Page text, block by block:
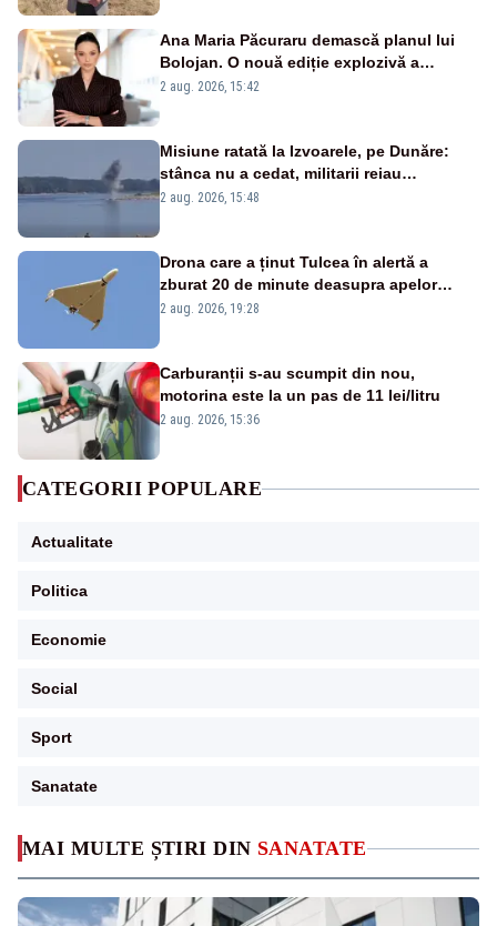
MAI MULTE ȘTIRI DIN SANATATE
Ana Maria Păcuraru demască planul lui
Bolojan. O nouă ediție explozivă a
emisiunii „Miza Zilei” la Realitatea PLUS
2 aug. 2026, 15:42
Misiune ratată la Izvoarele, pe Dunăre:
stânca nu a cedat, militarii reiau
detonările luni – VIDEO
2 aug. 2026, 15:48
Drona care a ținut Tulcea în alertă a
zburat 20 de minute deasupra apelor
României. Au fost ridicate două F-16
2 aug. 2026, 19:28
Carburanții s-au scumpit din nou,
motorina este la un pas de 11 lei/litru
2 aug. 2026, 15:36
CATEGORII POPULARE
Actualitate
Politica
Economie
Social
Sport
Sanatate